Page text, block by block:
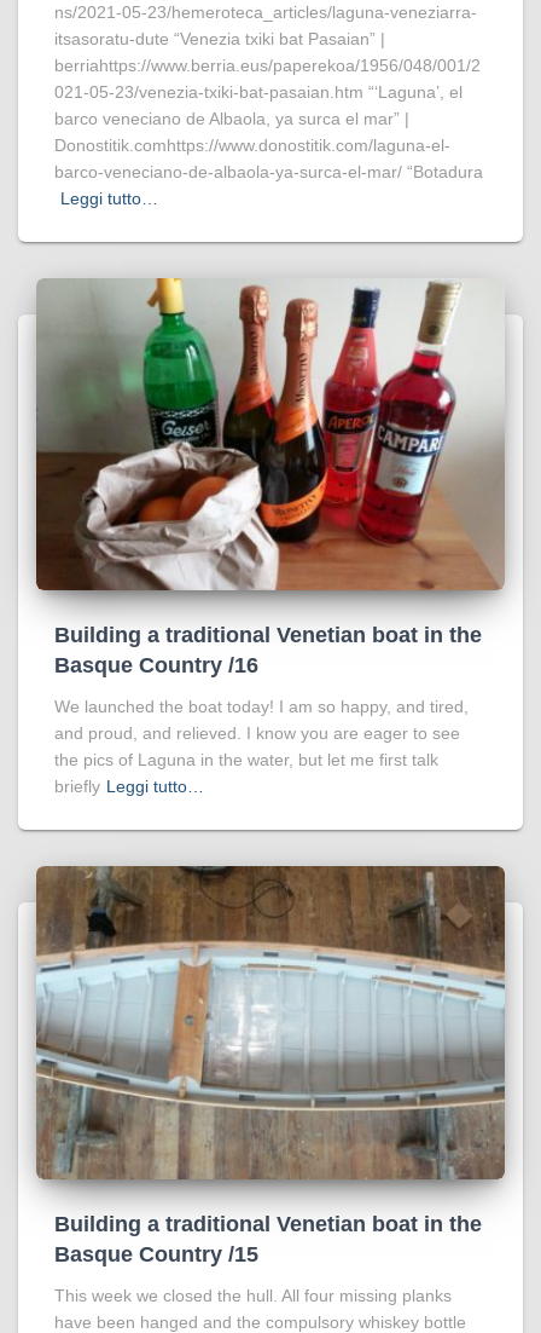
ns/2021-05-23/hemeroteca_articles/laguna-veneziarra-
itsasoratu-dute “Venezia txiki bat Pasaian” |
berriahttps://www.berria.eus/paperekoa/1956/048/001/2
021-05-23/venezia-txiki-bat-pasaian.htm “‘Laguna’, el
barco veneciano de Albaola, ya surca el mar” |
Donostitik.comhttps://www.donostitik.com/laguna-el-
barco-veneciano-de-albaola-ya-surca-el-mar/ “Botadura
Leggi tutto…
Building a traditional Venetian boat in the
Basque Country /16
We launched the boat today! I am so happy, and tired,
and proud, and relieved. I know you are eager to see
the pics of Laguna in the water, but let me first talk
briefly Leggi tutto…
Building a traditional Venetian boat in the
Basque Country /15
This week we closed the hull. All four missing planks
have been hanged and the compulsory whiskey bottle